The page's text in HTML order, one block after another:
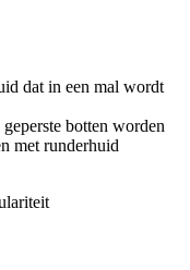
dat in een mal wordt
botten worden
met runderhuid